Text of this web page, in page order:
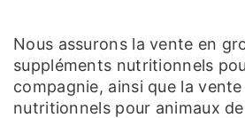
Nous assurons la vente en
suppléments nutritionnels
compagnie, ainsi que la
nutritionnels pour animaux